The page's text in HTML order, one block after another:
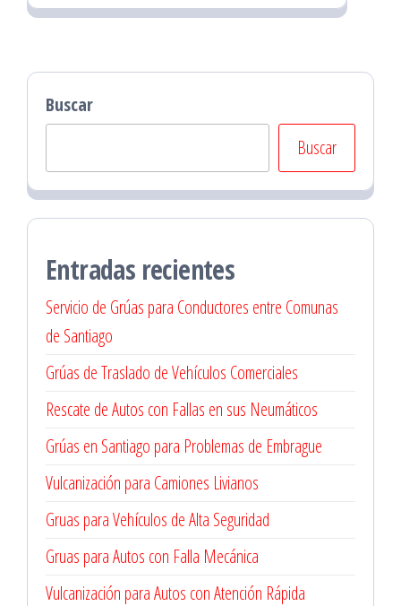
Buscar
Buscar
Entradas recientes
Servicio de Grúas para Conductores entre Comunas
de Santiago
Grúas de Traslado de Vehículos Comerciales
Rescate de Autos con Fallas en sus Neumáticos
Grúas en Santiago para Problemas de Embrague
Vulcanización para Camiones Livianos
Gruas para Vehículos de Alta Seguridad
Gruas para Autos con Falla Mecánica
Vulcanización para Autos con Atención Rápida